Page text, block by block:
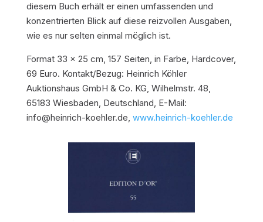
diesem Buch erhält er einen umfassenden und
konzentrierten Blick auf diese reizvollen Ausgaben,
wie es nur selten einmal möglich ist.
Format 33 x 25 cm, 157 Seiten, in Farbe, Hardcover,
69 Euro. Kontakt/Bezug: Heinrich Köhler
Auktionshaus GmbH & Co. KG, Wilhelmstr. 48,
65183 Wiesbaden, Deutschland, E-Mail:
info@heinrich-koehler.de, www.heinrich-koehler.de